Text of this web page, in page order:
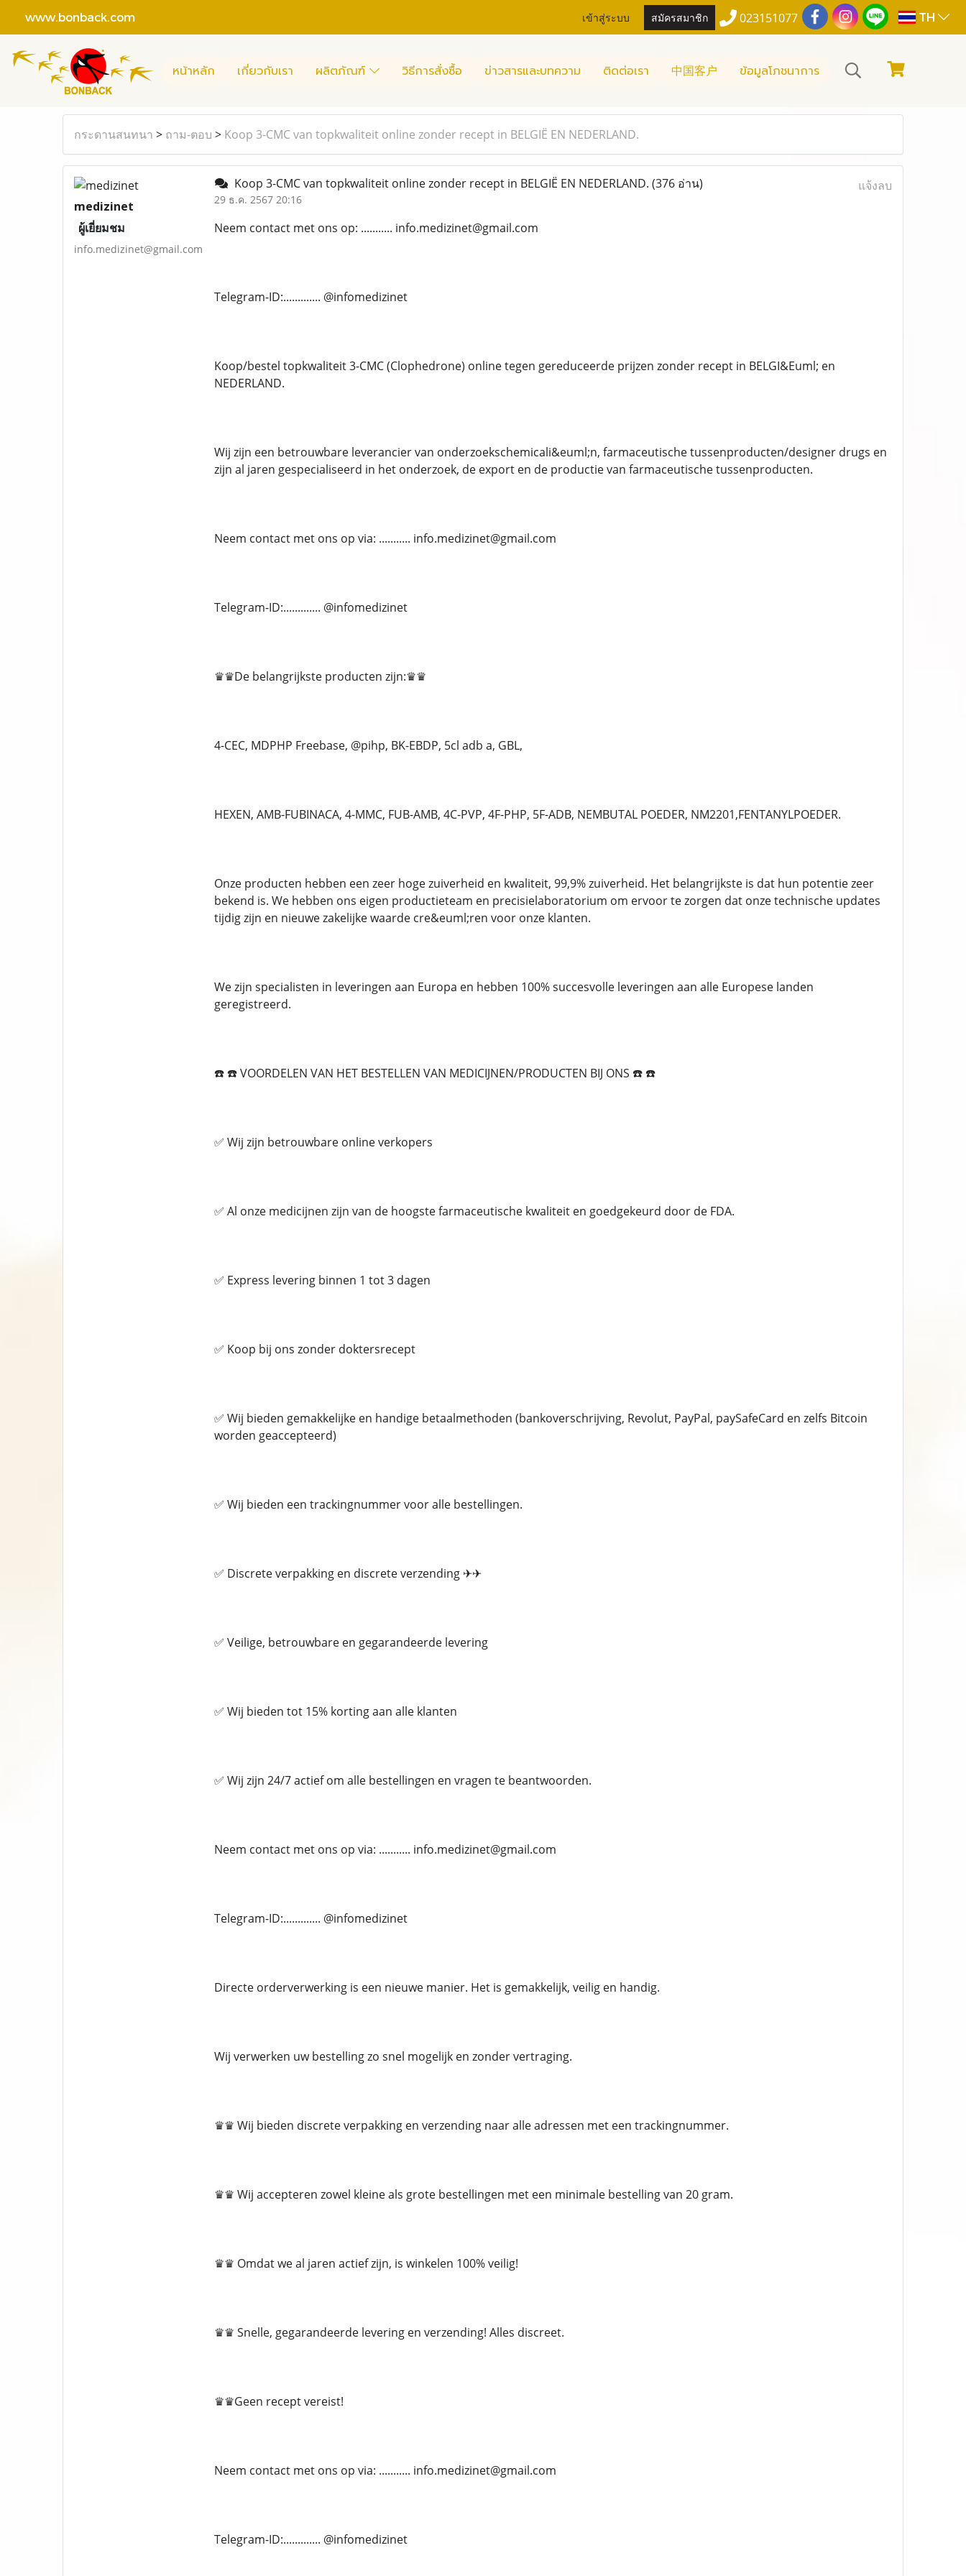
www.bonback.com เข้าสู่ระบบ สมัครสมาชิก 023151077 TH
หน้าหลัก เกี่ยวกับเรา ผลิตภัณฑ์ วิธีการสั่งซื้อ ข่าวสารและบทความ ติดต่อเรา 中国客户 ข้อมูลโภชนาการ
กระดานสนทนา > ถาม-ตอบ > Koop 3-CMC van topkwaliteit online zonder recept in BELGIË EN NEDERLAND.
medizinet
ผู้เยี่ยมชม
info.medizinet@gmail.com
Koop 3-CMC van topkwaliteit online zonder recept in BELGIË EN NEDERLAND. (376 อ่าน)
29 ธ.ค. 2567 20:16
แจ้งลบ
Neem contact met ons op: ........... info.medizinet@gmail.com
Telegram-ID:............. @infomedizinet
Koop/bestel topkwaliteit 3-CMC (Clophedrone) online tegen gereduceerde prijzen zonder recept in BELGI&Euml; en
NEDERLAND.
Wij zijn een betrouwbare leverancier van onderzoekschemicali&euml;n, farmaceutische tussenproducten/designer drugs en
zijn al jaren gespecialiseerd in het onderzoek, de export en de productie van farmaceutische tussenproducten.
Neem contact met ons op via: ........... info.medizinet@gmail.com
Telegram-ID:............. @infomedizinet
♛♛De belangrijkste producten zijn:♛♛
4-CEC, MDPHP Freebase, @pihp, BK-EBDP, 5cl adb a, GBL,
HEXEN, AMB-FUBINACA, 4-MMC, FUB-AMB, 4C-PVP, 4F-PHP, 5F-ADB, NEMBUTAL POEDER, NM2201,FENTANYLPOEDER.
Onze producten hebben een zeer hoge zuiverheid en kwaliteit, 99,9% zuiverheid. Het belangrijkste is dat hun potentie zeer
bekend is. We hebben ons eigen productieteam en precisielaboratorium om ervoor te zorgen dat onze technische updates
tijdig zijn en nieuwe zakelijke waarde cre&euml;ren voor onze klanten.
We zijn specialisten in leveringen aan Europa en hebben 100% succesvolle leveringen aan alle Europese landen
geregistreerd.
☎️ ☎️ VOORDELEN VAN HET BESTELLEN VAN MEDICIJNEN/PRODUCTEN BIJ ONS ☎️ ☎️
✅ Wij zijn betrouwbare online verkopers
✅ Al onze medicijnen zijn van de hoogste farmaceutische kwaliteit en goedgekeurd door de FDA.
✅ Express levering binnen 1 tot 3 dagen
✅ Koop bij ons zonder doktersrecept
✅ Wij bieden gemakkelijke en handige betaalmethoden (bankoverschrijving, Revolut, PayPal, paySafeCard en zelfs Bitcoin
worden geaccepteerd)
✅ Wij bieden een trackingnummer voor alle bestellingen.
✅ Discrete verpakking en discrete verzending ✈✈
✅ Veilige, betrouwbare en gegarandeerde levering
✅ Wij bieden tot 15% korting aan alle klanten
✅ Wij zijn 24/7 actief om alle bestellingen en vragen te beantwoorden.
Neem contact met ons op via: ........... info.medizinet@gmail.com
Telegram-ID:............. @infomedizinet
Directe orderverwerking is een nieuwe manier. Het is gemakkelijk, veilig en handig.
Wij verwerken uw bestelling zo snel mogelijk en zonder vertraging.
♛♛ Wij bieden discrete verpakking en verzending naar alle adressen met een trackingnummer.
♛♛ Wij accepteren zowel kleine als grote bestellingen met een minimale bestelling van 20 gram.
♛♛ Omdat we al jaren actief zijn, is winkelen 100% veilig!
♛♛ Snelle, gegarandeerde levering en verzending! Alles discreet.
♛♛Geen recept vereist!
Neem contact met ons op via: ........... info.medizinet@gmail.com
Telegram-ID:............. @infomedizinet